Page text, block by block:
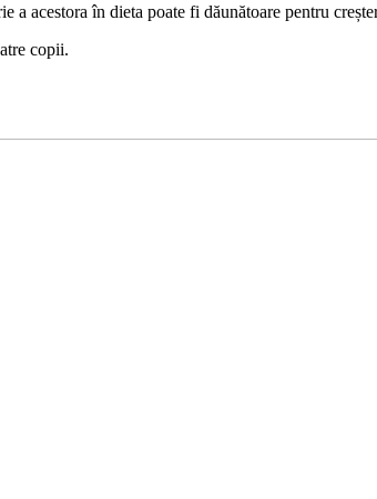
acestora în dieta poate fi dăunătoare pentru
copii.